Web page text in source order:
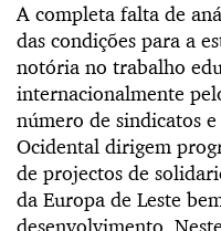
A completa falta de
das condições para a
notória no trabalho
internacionalmente
número de sindicatos
Ocidental dirigem
de projectos de
da Europa de Leste